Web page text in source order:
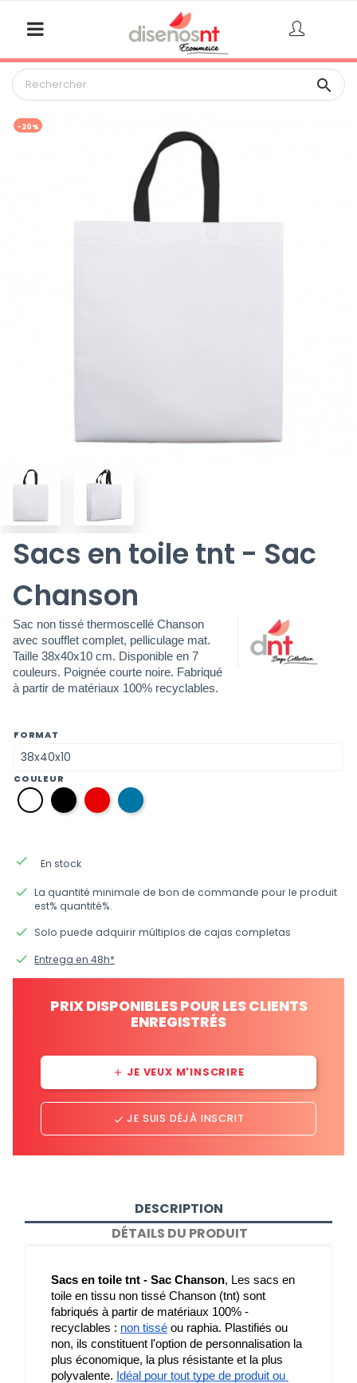

-20%
Sacs en toile tnt - Sac
Chanson
Sac non tissé thermoscellé Chanson
avec soufflet complet, pelliculage mat.
Taille 38x40x10 cm. Disponible en 7
couleurs. Poignée courte noire. Fabriqué
à partir de matériaux 100% recyclables.
FORMAT
COULEUR
01
blanc
12
noir
09
rouge
35
Azul
done En stock
done La quantité minimale de bon de commande pour le produit
est% quantité%.
done Solo puede adquirir múltiplos de cajas completas
done Entrega en 48h*
PRIX DISPONIBLES POUR LES CLIENTS
ENREGISTRÉS
add JE VEUX M'INSCRIRE
done JE SUIS DÉJÀ INSCRIT
DESCRIPTION
DÉTAILS DU PRODUIT
Sacs en toile tnt - Sac Chanson, Les sacs en
toile en tissu non tissé Chanson (tnt) sont
fabriqués à partir de matériaux 100% -
recyclables : non tissé ou raphia. Plastifiés ou
non, ils constituent l'option de personnalisation la
plus économique, la plus résistante et la plus
polyvalente. Idéal pour tout type de produit ou